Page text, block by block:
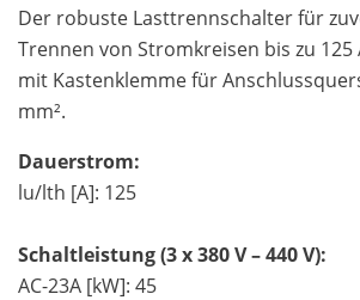
Der robuste Lasttrennschalter für
Trennen von Stromkreisen bis zu
mit Kastenklemme für
mm².
Dauerstrom:
lu/lth [A]: 125
Schaltleistung (3 x 380 V – 440 V):
AC-23A [kW]: 45